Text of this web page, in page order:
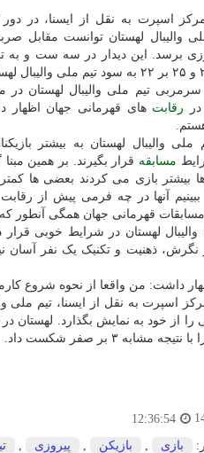
اسپرت به نقل از ایسنا، در
سرمربی تیم ملی والیبال لهستان
رقابت های قهرمانی جهان اظهار
والیبال لهستان به بیشتر
مسابقه قرار بگیرند. بر همین
ها بیشتر بازی می کردند بعضی ها
ببینیم آنها در چه فرمی پیش از
مسابقات قهرمانی جهان همگی آنطور
والیبال لهستان در شرایط خوبی
نگرش، ذهنیت و تکنیک یک نفر
اظهار داشت: من واقعا از نحوه شروع
اسپرت به نقل از ایسنا، تیم ملی
مشابه ۳ بر صفر شکست داد.
12:36:54
بازی بازیكن پیروزی